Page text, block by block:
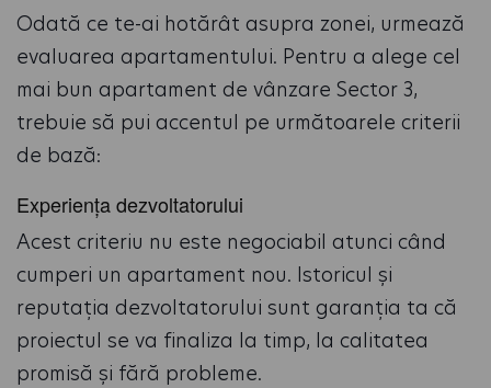
Odată ce te-ai hotărât asupra zonei, urmează
evaluarea apartamentului. Pentru a alege cel
mai bun apartament de vânzare Sector 3,
trebuie să pui accentul pe următoarele criterii
de bază:
Experiența dezvoltatorului
Acest criteriu nu este negociabil atunci când
cumperi un apartament nou. Istoricul și
reputația dezvoltatorului sunt garanția ta că
proiectul se va finaliza la timp, la calitatea
promisă și fără probleme.